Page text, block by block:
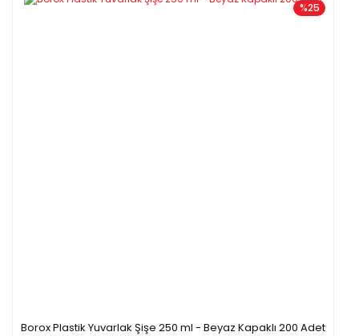
%25
Borox Plastik Yuvarlak Şişe 250 ml - Beyaz Kapaklı 200 Adet